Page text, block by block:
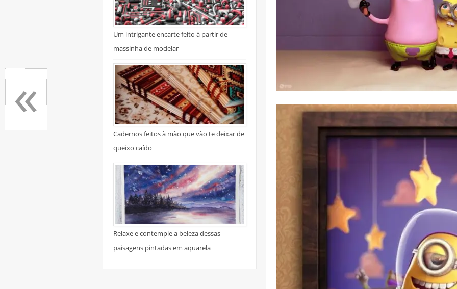
Um intrigante encarte feito à partir de
massinha de modelar
Cadernos feitos à mão que vão te deixar de
queixo caído
Relaxe e contemple a beleza dessas
paisagens pintadas em aquarela
«